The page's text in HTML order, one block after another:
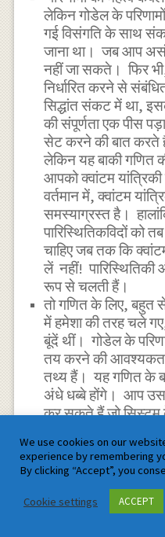
लेकिन गोडेल के
गई विसंगति के साथ
जाना था। जब आप
नहीं जा सकते। फिर
निर्धारित करने से
सिद्धांत संकट में था,
की संपूर्णता एक पीस
सेट करने की बात करते
लेकिन यह बाकी गणित
आपको क्वांटम
वर्तमान में, क्वांटम
समस्याग्रस्त है।
पारिस्थितिकविदों को
चाहिए जब तक कि
लें नहीं! पारिस्थितिकी
रूप से चलती हैं।
तो गणित के लिए, बहुत
में हमेशा की तरह चले
बूंदें थीं। गोडेल के
तय करने की
तथ्य हैं। यह गणित के
अंधे धब्बे होंगे। आप उस
कर सकते हैं जो सिस्टम
सकते। इस तरह के अंधे
करने जा रहा है? इसके
का चौंकाने वाला
प्रमेय हैं, जबकि हमारे
We use cookies on our
experience by remembering
By clicking “Accept”, you
Cookie settings ACCEPT